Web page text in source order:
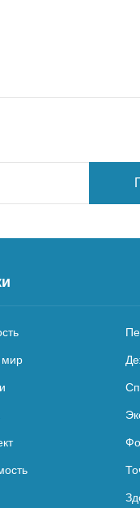
мир